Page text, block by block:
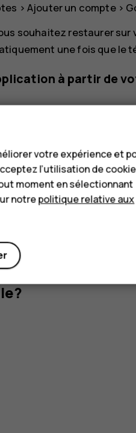
> Ajouter un compte>
souhaitez restaurer sur
une fois que le
à partir de
sur lequel les
d'application et
>Avancé>Sauvegarde.
DrivesurActivé.
votre expérience et
l’utilisation de
moment en sélectionnant
notrepolitique relative aux